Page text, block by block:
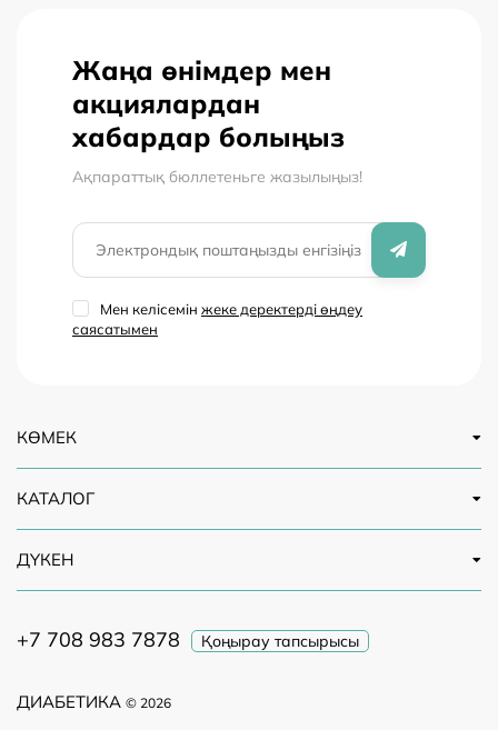
Жаңа өнімдер мен
акциялардан
хабардар болыңыз
Ақпараттық бюллетеньге жазылыңыз!
Мен келісемін жеке деректерді өңдеу
саясатымен
ДИАБЕТИКА © 2026
КӨМЕК
КАТАЛОГ
ДҮКЕН
+7 708 983 7878 Қоңырау тапсырысы